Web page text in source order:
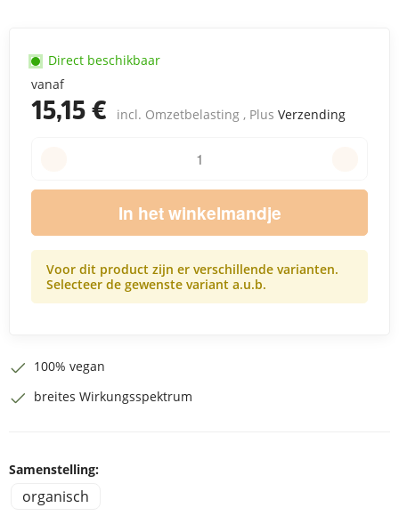
vanaf
15,15 € incl. Omzetbelasting , Plus Verzending
Direct beschikbaar
In het winkelmandje
Voor dit product zijn er verschillende varianten.
Selecteer de gewenste variant a.u.b.
100% vegan
breites Wirkungsspektrum
Samenstelling:
organisch